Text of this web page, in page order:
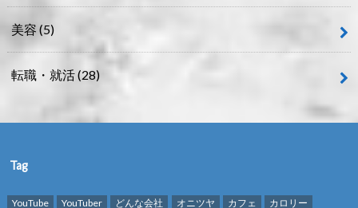
美容 (5)
転職・就活(28)
Tag
YouTube YouTuber どんな会社 オニツヤ カフェ
カロリー